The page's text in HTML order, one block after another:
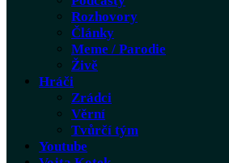
Rozhovory
Články
Meme / Parodie
Živě
Hráči
Zrádci
Věrní
Tvůrčí tým
Youtube